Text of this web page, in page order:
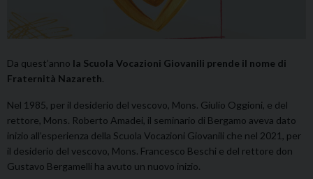
Da quest’anno la Scuola Vocazioni Giovanili prende il nome di
Fraternità Nazareth.
Nel 1985, per il desiderio del vescovo, Mons. Giulio Oggioni, e del
rettore, Mons. Roberto Amadei, il seminario di Bergamo aveva dato
inizio all’esperienza della Scuola Vocazioni Giovanili che nel 2021, per
il desiderio del vescovo, Mons. Francesco Beschi e del rettore don
Gustavo Bergamelli ha avuto un nuovo inizio.